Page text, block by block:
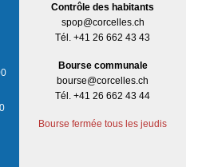
Contrôle des habitants
spop@corcelles.ch
Tél. +41 26 662 43 43
Bourse communale
bourse@corcelles.ch
Tél. +41 26 662 43 44
Bourse fermée tous les jeudis